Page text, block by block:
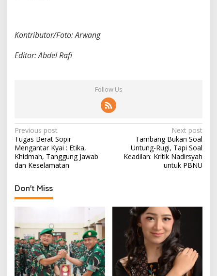
Kontributor/Foto: Arwang
Editor: Abdel Rafi
Follow Us
P
o
s
t
n
a
i
g
a
t
Previous post
Tugas Berat Sopir
Mengantar Kyai : Etika,
Khidmah, Tanggung Jawab
dan Keselamatan
Next post
Tambang Bukan Soal
Untung-Rugi, Tapi Soal
Keadilan: Kritik Nadirsyah
untuk PBNU
Don't Miss